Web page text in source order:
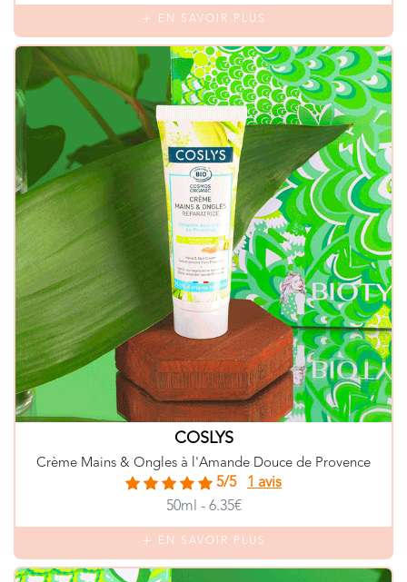
EN SAVOIR PLUS
COSLYS
Crème Mains & Ongles à l'Amande Douce de Provence
5/5
1 avis
50ml - 6.35€
EN SAVOIR PLUS